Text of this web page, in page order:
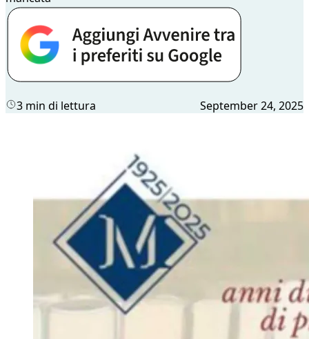
3 min di lettura September 24, 2025